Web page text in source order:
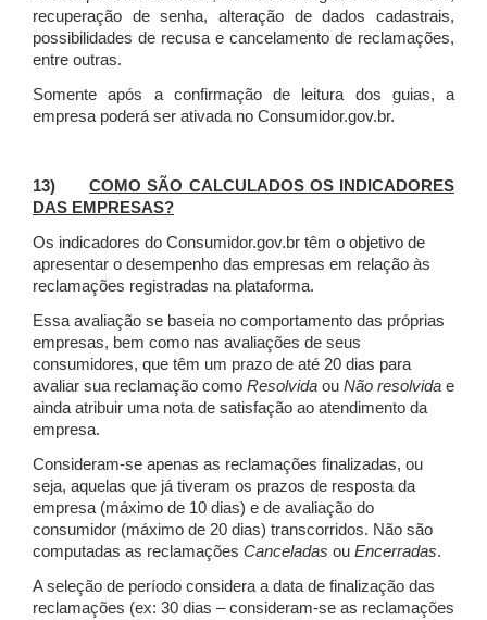
recuperação de senha, alteração de dados cadastrais,
possibilidades de recusa e cancelamento de reclamações,
entre outras.
Somente após a confirmação de leitura dos guias, a
empresa poderá ser ativada no Consumidor.gov.br.
13)COMO SÃO CALCULADOS OS INDICADORES
DAS EMPRESAS?
Os indicadores do Consumidor.gov.br têm o objetivo de
apresentar o desempenho das empresas em relação às
reclamações registradas na plataforma.
Essa avaliação se baseia no comportamento das próprias
empresas, bem como nas avaliações de seus
consumidores, que têm um prazo de até 20 dias para
avaliar sua reclamação como Resolvida ou Não resolvida e
ainda atribuir uma nota de satisfação ao atendimento da
empresa.
Consideram-se apenas as reclamações finalizadas, ou
seja, aquelas que já tiveram os prazos de resposta da
empresa (máximo de 10 dias) e de avaliação do
consumidor (máximo de 20 dias) transcorridos. Não são
computadas as reclamações Canceladas ou Encerradas.
A seleção de período considera a data de finalização das
reclamações (ex: 30 dias – consideram-se as reclamações